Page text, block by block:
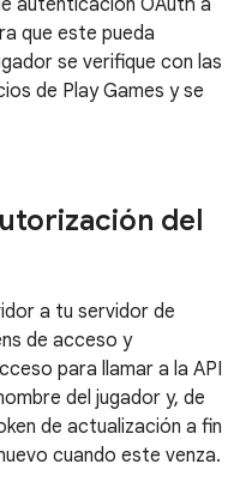
autenticación OAuth a
que este pueda
se verifique con las
de Play Games y se
del
a tu servidor de
de acceso y
para llamar a la API
del jugador y, de
de actualización a fin
cuando este venza.